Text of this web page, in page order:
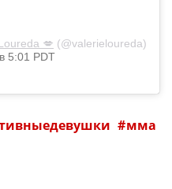
💋 (@valerieloureda)
5:01 PDT
мма